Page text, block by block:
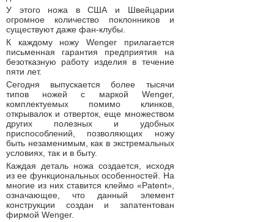
У этого ножа в США и Швейцарии
огромное количество поклонников и
существуют даже фан-клубы.
К каждому ножу Wenger прилагается
письменная гарантия предприятия на
безотказную работу изделия в течение
пяти лет.
Сегодня выпускается более тысячи
типов ножей с маркой Wenger,
комплектуемых помимо клинков,
открывалок и отверток, еще множеством
других полезных и удобных
приспособлений, позволяющих ножу
быть незаменимым, как в экстремальных
условиях, так и в быту.
Каждая деталь ножа создается, исходя
из ее функциональных особенностей. На
многие из них ставится клеймо «Patent»,
означающее, что данный элемент
конструкции создан и запатентован
фирмой Wenger.